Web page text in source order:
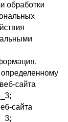
обработки
сайта
сайта